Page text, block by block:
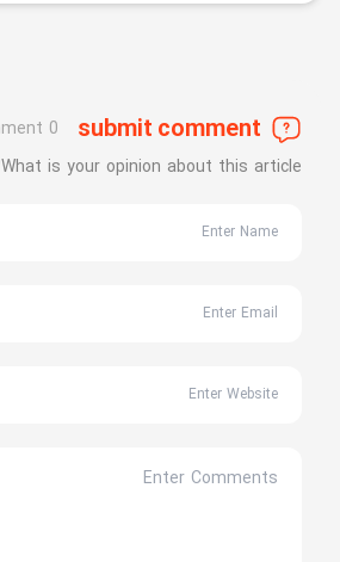
submit comment
0 Comment
What is your opinion about this article?